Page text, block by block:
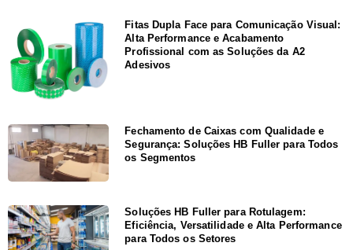
Fitas Dupla Face para Comunicação Visual:
Alta Performance e Acabamento
Profissional com as Soluções da A2
Adesivos
Fechamento de Caixas com Qualidade e
Segurança: Soluções HB Fuller para Todos
os Segmentos
Soluções HB Fuller para Rotulagem:
Eficiência, Versatilidade e Alta Performance
para Todos os Setores